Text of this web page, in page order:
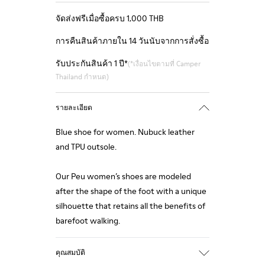
จัดส่งฟรีเมื่อซื้อครบ 1,000 THB
การคืนสินค้าภายใน 14 วันนับจากการสั่งซื้อ
รับประกันสินค้า 1 ปี*(*เงื่อนไขตามที่ Camper
Thailand กำหนด)
รายละเอียด
Blue shoe for women. Nubuck leather
and TPU outsole.
Our Peu women’s shoes are modeled
after the shape of the foot with a unique
silhouette that retains all the benefits of
barefoot walking.
คุณสมบัติ